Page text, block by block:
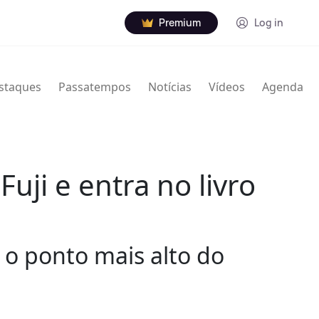
Premium Log in
Passatempos Notícias Vídeos Agenda
e entra no livro
ponto mais alto do